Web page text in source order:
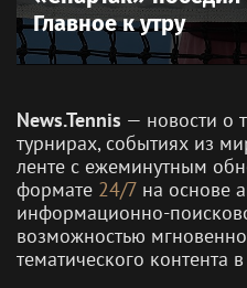
Главное к утру
News.Tennis — новости о
турнирах, событиях из
ленте с ежеминутным
формате 24/7 на основе
информационно-
возможностью
тематического контента